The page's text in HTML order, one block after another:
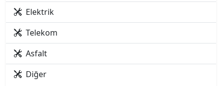
Elektrik
Telekom
Asfalt
Diğer